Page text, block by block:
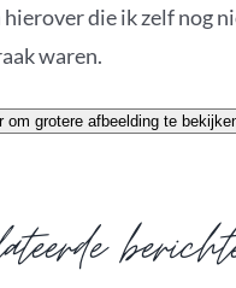
die ik zelf nog
waren.
om grotere afbeelding te